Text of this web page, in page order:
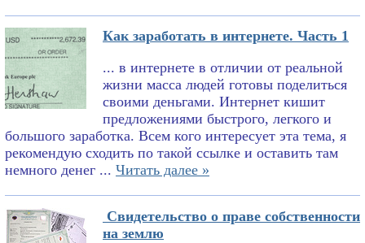
Как заработать в интернете. Часть 1
... в интернете в отличии от реальной
жизни масса людей готовы поделиться
своими деньгами. Интернет кишит
предложениями быстрого, легкого и
большого заработка. Всем кого интересует эта тема, я
рекомендую сходить по такой ссылке и оставить там
немного денег ... Читать далее »
Свидетельство о праве собственности
на землю